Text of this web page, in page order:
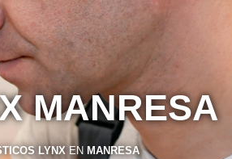
MANRESA
LYNX EN MANRESA